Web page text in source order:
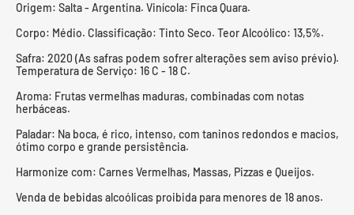
Origem: Salta - Argentina. Vinícola: Finca Quara.
Corpo: Médio. Classificação: Tinto Seco. Teor Alcoólico: 13,5%.
Safra: 2020 (As safras podem sofrer alterações sem aviso prévio).
Temperatura de Serviço: 16 C - 18 C.
Aroma: Frutas vermelhas maduras, combinadas com notas
herbáceas.
Paladar: Na boca, é rico, intenso, com taninos redondos e macios,
ótimo corpo e grande persistência.
Harmonize com: Carnes Vermelhas, Massas, Pizzas e Queijos.
Venda de bebidas alcoólicas proibida para menores de 18 anos.